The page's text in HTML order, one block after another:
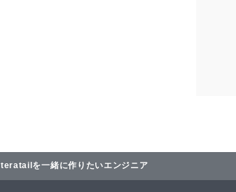
teratailを一緒に作りたいエンジニア